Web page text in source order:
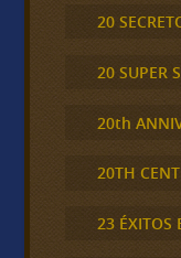
20
20 SUPER
20th
20TH
23 ÉXITOS